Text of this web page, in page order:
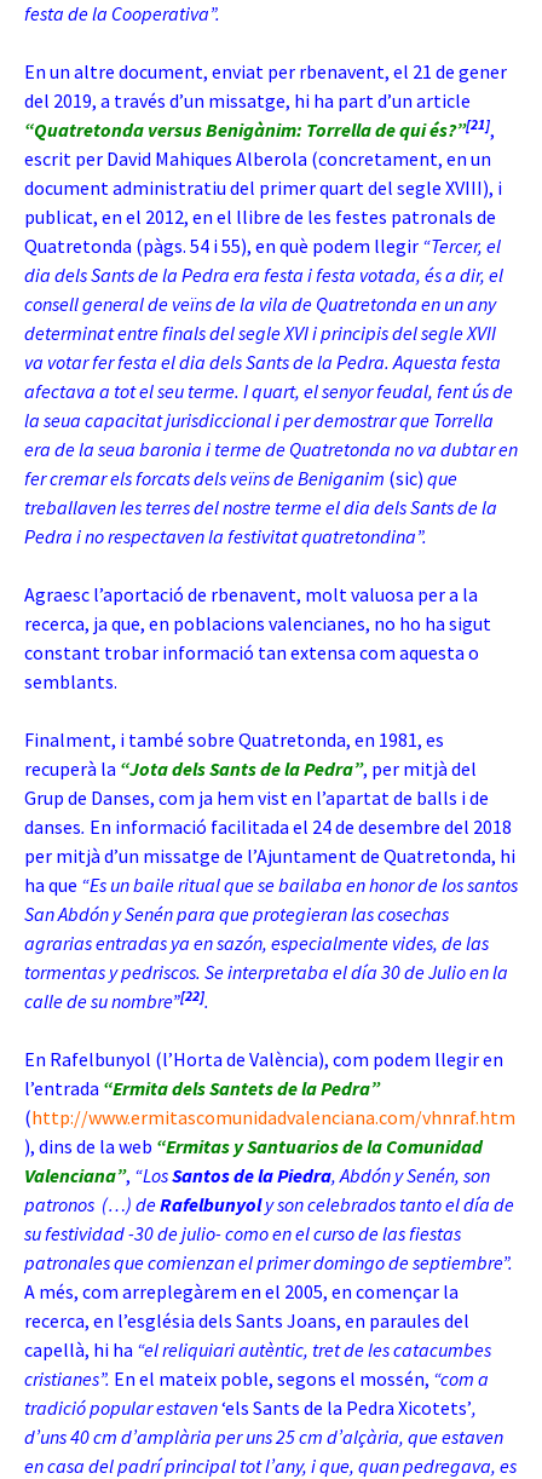
festa de la Cooperativa”.
En un altre document, enviat per rbenavent, el 21 de gener
del 2019, a través d’un missatge, hi ha part d’un article
“Quatretonda versus Benigànim: Torrella de qui és?”[21],
escrit per David Mahiques Alberola (concretament, en un
document administratiu del primer quart del segle XVIII), i
publicat, en el 2012, en el llibre de les festes patronals de
Quatretonda (pàgs. 54 i 55), en què podem llegir “Tercer, el
dia dels Sants de la Pedra era festa i festa votada, és a dir, el
consell general de veïns de la vila de Quatretonda en un any
determinat entre finals del segle XVI i principis del segle XVII
va votar fer festa el dia dels Sants de la Pedra. Aquesta festa
afectava a tot el seu terme. I quart, el senyor feudal, fent ús de
la seua capacitat jurisdiccional i per demostrar que Torrella
era de la seua baronia i terme de Quatretonda no va dubtar en
fer cremar els forcats dels veïns de Beniganim (sic) que
treballaven les terres del nostre terme el dia dels Sants de la
Pedra i no respectaven la festivitat quatretondina”.
Agraesc l’aportació de rbenavent, molt valuosa per a la
recerca, ja que, en poblacions valencianes, no ho ha sigut
constant trobar informació tan extensa com aquesta o
semblants.
Finalment, i també sobre Quatretonda, en 1981, es
recuperà la “Jota dels Sants de la Pedra”, per mitjà del
Grup de Danses, com ja hem vist en l’apartat de balls i de
danses. En informació facilitada el 24 de desembre del 2018
per mitjà d’un missatge de l’Ajuntament de Quatretonda, hi
ha que “Es un baile ritual que se bailaba en honor de los santos
San Abdón y Senén para que protegieran las cosechas
agrarias entradas ya en sazón, especialmente vides, de las
tormentas y pedriscos. Se interpretaba el día 30 de Julio en la
calle de su nombre”[22].
En Rafelbunyol (l’Horta de València), com podem llegir en
l’entrada “Ermita dels Santets de la Pedra”
(http://www.ermitascomunidadvalenciana.com/vhnraf.htm
), dins de la web “Ermitas y Santuarios de la Comunidad
Valenciana”, “LosSantos de la Piedra, Abdón y Senén, son
patronos (…) deRafelbunyoly son celebrados tanto el día de
su festividad -30 de julio- como en el curso de las fiestas
patronales que comienzan el primer domingo de septiembre”.
A més, com arreplegàrem en el 2005, en començar la
recerca, en l’església dels Sants Joans, en paraules del
capellà, hi ha “el reliquiari autèntic, tret de les catacumbes
cristianes”. En el mateix poble, segons el mossén, “com a
tradició popular estaven‘els Sants de la Pedra Xicotets’,
d’uns 40 cm d’amplària per uns 25 cm d’alçària, que estaven
en casa del padrí principal tot l’any, i que, quan pedregava, es